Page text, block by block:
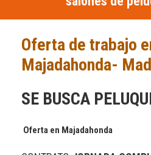
Oferta de trabajo
Majadahonda-
SE BUSCA
Oferta en Majadahonda